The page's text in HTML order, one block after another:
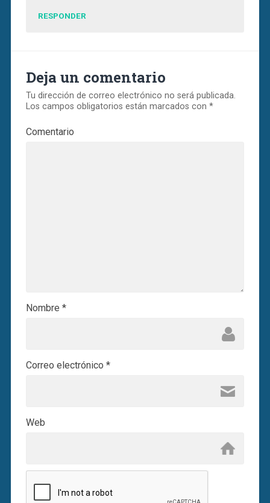
RESPONDER
Deja un comentario
Tu dirección de correo electrónico no será publicada.
Los campos obligatorios están marcados con *
Comentario
Nombre *
Correo electrónico *
Web